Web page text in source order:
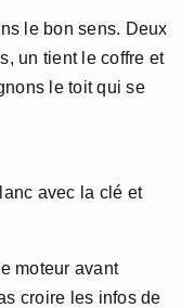
le bon sens. Deux
un tient le coffre et
le toit qui se
avec la clé et
moteur avant
croire les infos de